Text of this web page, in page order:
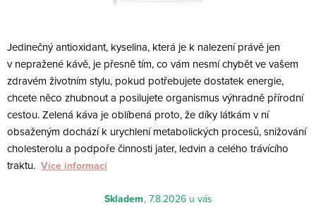
Jedinečný antioxidant, kyselina, která je k nalezení právě jen
v nepražené kávě, je přesně tím, co vám nesmí chybět ve vašem
zdravém životním stylu, pokud potřebujete dostatek energie,
chcete něco zhubnout a posilujete organismus výhradně přírodní
cestou. Zelená káva je oblíbená proto, že díky látkám v ní
obsaženým dochází k urychlení metabolických procesů, snižování
cholesterolu a podpoře činnosti jater, ledvin a celého trávícího
traktu. Více informací
Skladem 7.8.2026